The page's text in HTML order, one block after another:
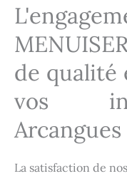
de qualité
vos
Arcangues
La satisfaction de